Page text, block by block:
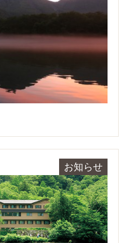
お知らせ